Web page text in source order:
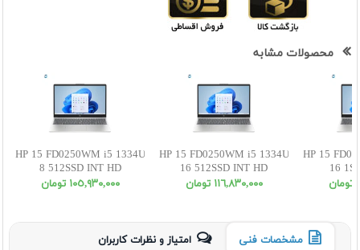
محصولات مشابه
HP 15 FD0250WM i5 1334U
8 512SSD INT HD
١٠٥,٩٣٠,٠٠٠ تومان
HP 15 FD0250WM i5 1334U
16 512SSD INT HD
١١٦,٨٣٠,٠٠٠ تومان
HP 15
16
مشخصات فنی امتیاز و نظرات کاربران